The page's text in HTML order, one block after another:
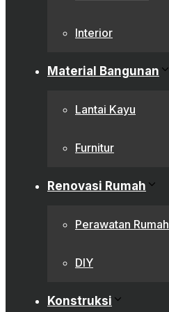
Interior
Material Bangunan
Lantai Kayu
Furnitur
Renovasi Rumah
Perawatan Rumah
DIY
Konstruksi